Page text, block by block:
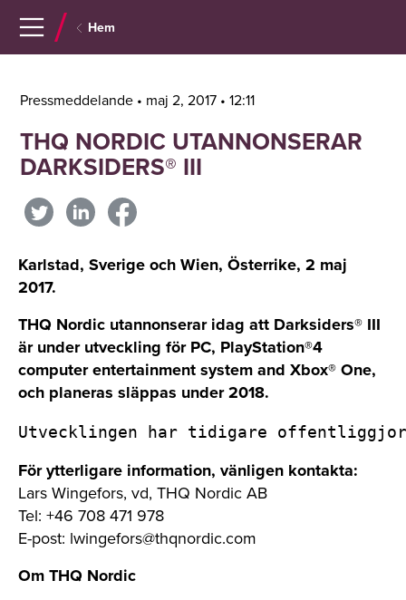
Hem
Pressmeddelande • maj 2, 2017 • 12:11
THQ NORDIC UTANNONSERAR
DARKSIDERS® III
Karlstad, Sverige och Wien, Österrike, 2 maj
2017.
THQ Nordic utannonserar idag att Darksiders® III
är under utveckling för PC, PlayStation®4
computer entertainment system and Xbox® One,
och planeras släppas under 2018.
Utvecklingen har tidigare
För ytterligare information, vänligen kontakta:
Lars Wingefors, vd, THQ Nordic AB
Tel: +46 708 471 978
E-post: lwingefors@thqnordic.com
Om THQ Nordic